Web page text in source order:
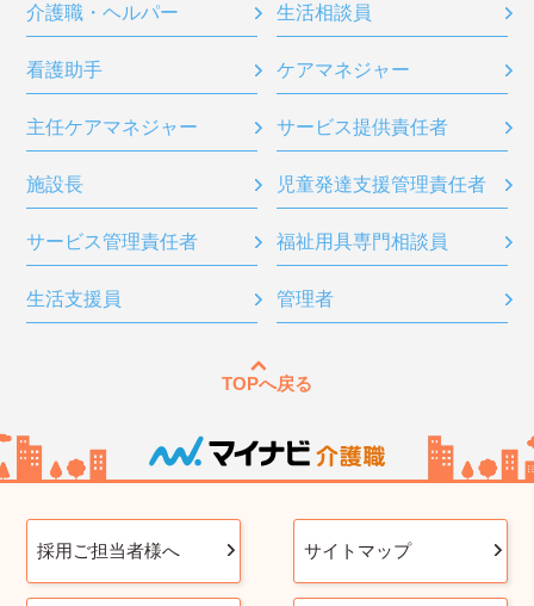
介護職・ヘルパー 生活相談員
看護助手 ケアマネジャー
主任ケアマネジャー サービス提供責任者
施設長 児童発達支援管理責任者
サービス管理責任者 福祉用具専門相談員
生活支援員 管理者
TOPへ戻る
採用ご担当者様へ サイトマップ